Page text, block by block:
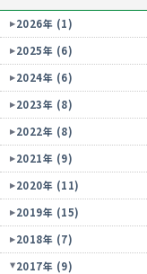
2026年 (1)
2025年 (6)
2024年 (6)
2023年 (8)
2022年 (8)
2021年 (9)
2020年 (11)
2019年 (15)
2018年 (7)
2017年 (9)